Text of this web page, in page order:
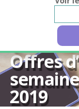
50 ans et plus
Offres
2019